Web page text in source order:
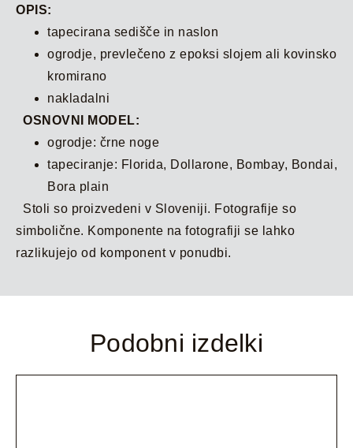
OPIS:
tapecirana sedišče in naslon
ogrodje, prevlečeno z epoksi slojem ali kovinsko
kromirano
nakladalni
OSNOVNI MODEL:
ogrodje: črne noge
tapeciranje: Florida, Dollarone, Bombay, Bondai,
Bora plain
Stoli so proizvedeni v Sloveniji. Fotografije so
simbolične. Komponente na fotografiji se lahko
razlikujejo od komponent v ponudbi.
Podobni izdelki